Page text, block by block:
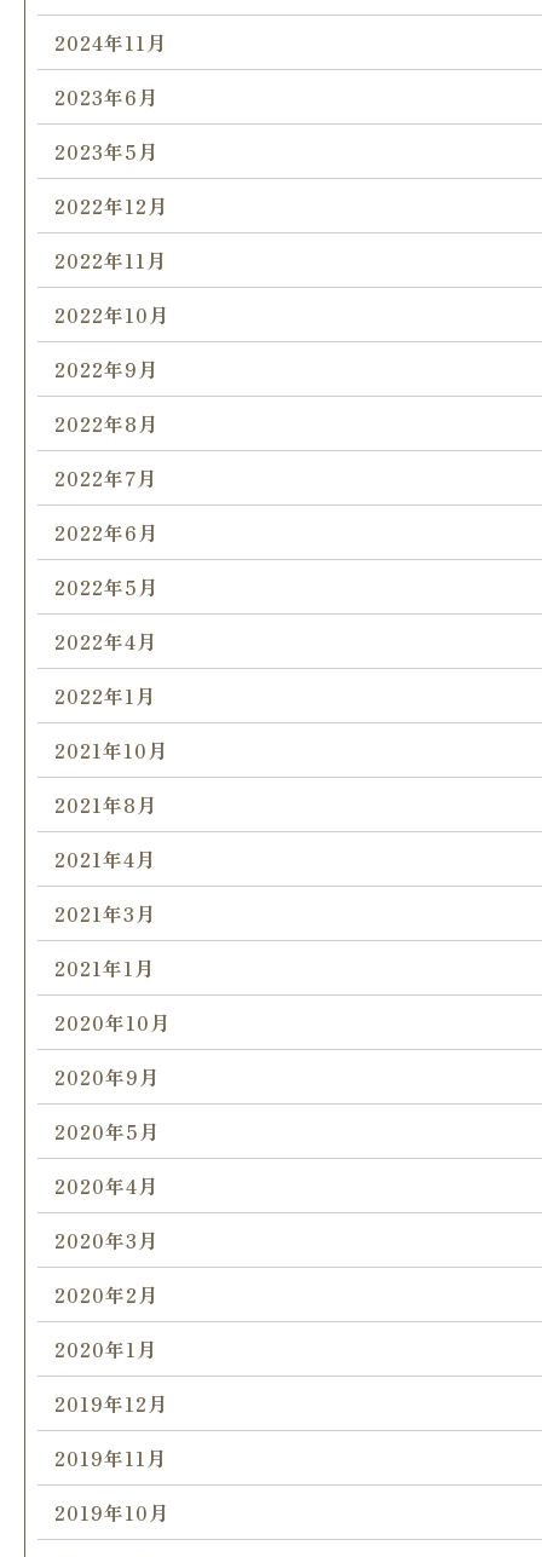
2024年11月
2023年6月
2023年5月
2022年12月
2022年11月
2022年10月
2022年9月
2022年8月
2022年7月
2022年6月
2022年5月
2022年4月
2022年1月
2021年10月
2021年8月
2021年4月
2021年3月
2021年1月
2020年10月
2020年9月
2020年5月
2020年4月
2020年3月
2020年2月
2020年1月
2019年12月
2019年11月
2019年10月